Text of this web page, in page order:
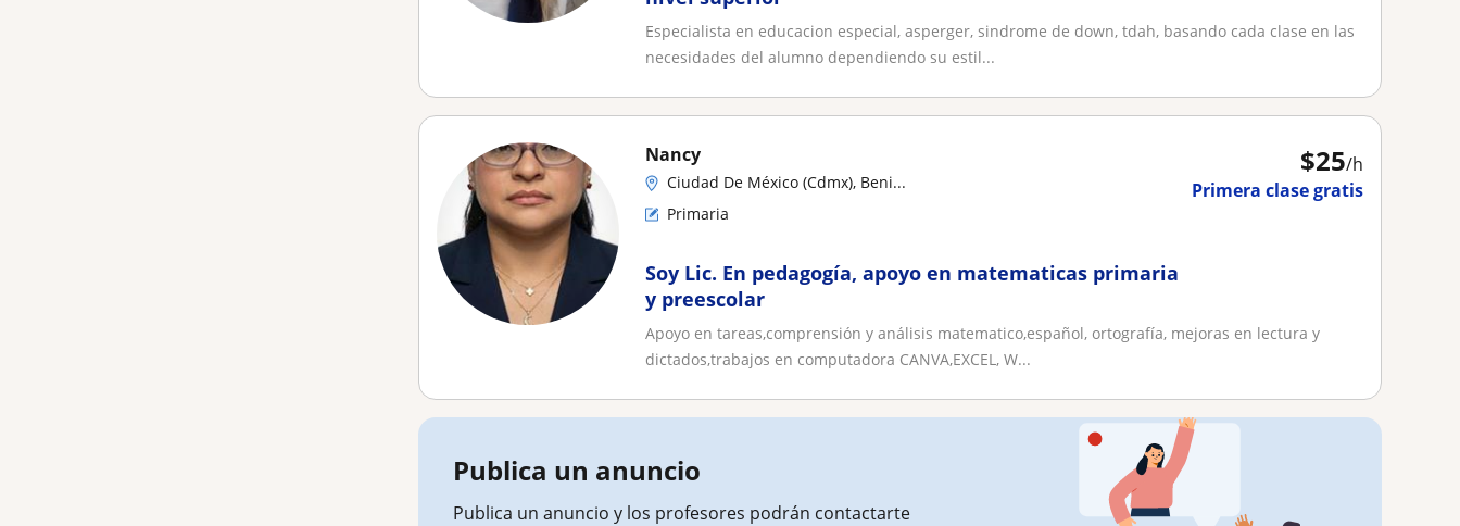
Especialista en educacion especial, asperger, sindrome de down, tdah, basando cada clase en las
necesidades del alumno dependiendo su estil...
$25/h
Primera clase gratis
Nancy
Ciudad De México (Cdmx), Beni...
Primaria
Soy Lic. En pedagogía, apoyo en matematicas primaria
y preescolar
Apoyo en tareas,comprensión y análisis matematico,español, ortografía, mejoras en lectura y
dictados,trabajos en computadora CANVA,EXCEL, W...
Publica un anuncio
Publica un anuncio y los profesores podrán contactarte